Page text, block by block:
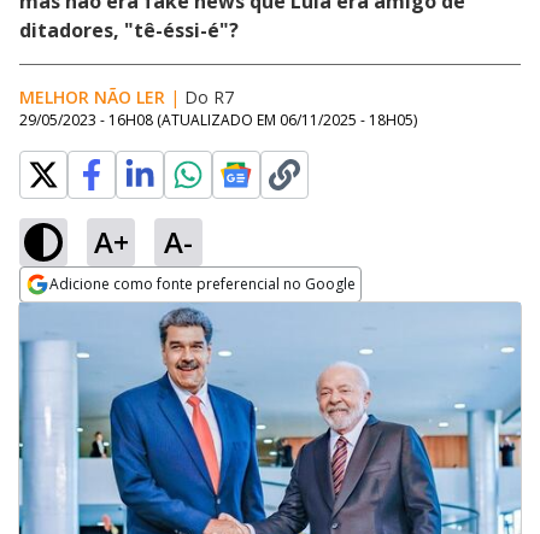
ditadores, "tê-éssi-é"?
MELHOR NÃO LER | Do R7
29/05/2023 - 16H08 (ATUALIZADO EM 06/11/2025 - 18H05)
A+ A-
Adicione como fonte preferencial no Google
Opens in new window